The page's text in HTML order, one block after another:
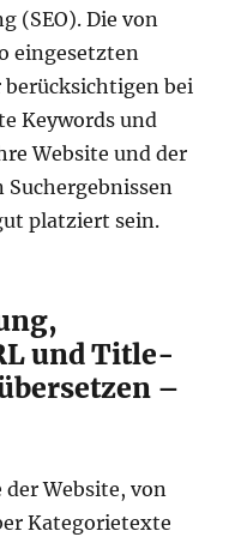
(SEO). Die von
eingesetzten
bei
Keywords und
Website und der
Suchergebnissen
platziert sein.
und Title-
–
der Website, von
Kategorietexte